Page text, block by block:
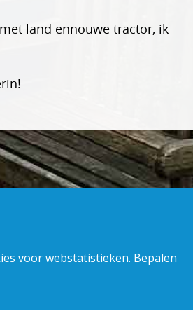
land ennouwe tractor, ik
voor webstatistieken. Bepalen